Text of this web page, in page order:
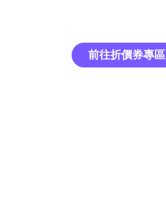
前往折價券專區